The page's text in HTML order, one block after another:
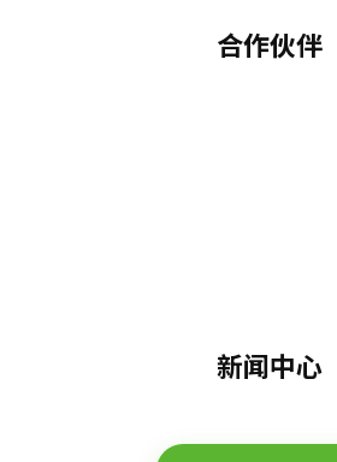
合作伙伴
新闻中心